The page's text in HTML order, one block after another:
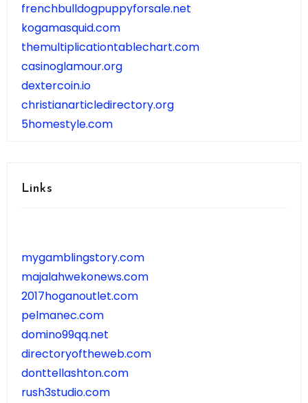
frenchbulldogpuppyforsale.net
kogamasquid.com
themultiplicationtablechart.com
casinoglamour.org
dextercoin.io
christianarticledirectory.org
5homestyle.com
Links
mygamblingstory.com
majalahwekonews.com
2017hoganoutlet.com
pelmanec.com
domino99qq.net
directoryoftheweb.com
donttellashton.com
rush3studio.com